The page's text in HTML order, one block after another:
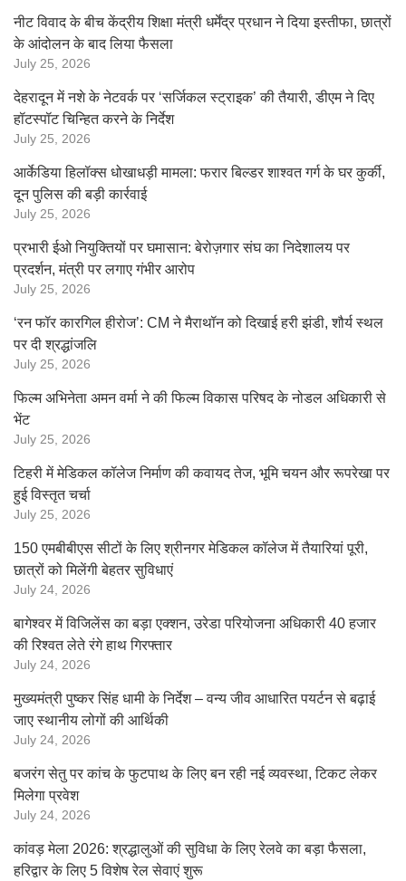
नीट विवाद के बीच केंद्रीय शिक्षा मंत्री धर्मेंद्र प्रधान ने दिया इस्तीफा, छात्रों
के आंदोलन के बाद लिया फैसला
July 25, 2026
देहरादून में नशे के नेटवर्क पर ‘सर्जिकल स्ट्राइक’ की तैयारी, डीएम ने दिए
हॉटस्पॉट चिन्हित करने के निर्देश
July 25, 2026
आर्केडिया हिलॉक्स धोखाधड़ी मामला: फरार बिल्डर शाश्वत गर्ग के घर कुर्की,
दून पुलिस की बड़ी कार्रवाई
July 25, 2026
प्रभारी ईओ नियुक्तियों पर घमासान: बेरोज़गार संघ का निदेशालय पर
प्रदर्शन, मंत्री पर लगाए गंभीर आरोप
July 25, 2026
‘रन फॉर कारगिल हीरोज’: CM ने मैराथॉन को दिखाई हरी झंडी, शौर्य स्थल
पर दी श्रद्धांजलि
July 25, 2026
फिल्म अभिनेता अमन वर्मा ने की फिल्म विकास परिषद के नोडल अधिकारी से
भेंट
July 25, 2026
टिहरी में मेडिकल कॉलेज निर्माण की कवायद तेज, भूमि चयन और रूपरेखा पर
हुई विस्तृत चर्चा
July 25, 2026
150 एमबीबीएस सीटों के लिए श्रीनगर मेडिकल कॉलेज में तैयारियां पूरी,
छात्रों को मिलेंगी बेहतर सुविधाएं
July 24, 2026
बागेश्वर में विजिलेंस का बड़ा एक्शन, उरेडा परियोजना अधिकारी 40 हजार
की रिश्वत लेते रंगे हाथ गिरफ्तार
July 24, 2026
मुख्यमंत्री पुष्कर सिंह धामी के निर्देश – वन्य जीव आधारित पयर्टन से बढ़ाई
जाए स्थानीय लोगों की आर्थिकी
July 24, 2026
बजरंग सेतु पर कांच के फुटपाथ के लिए बन रही नई व्यवस्था, टिकट लेकर
मिलेगा प्रवेश
July 24, 2026
कांवड़ मेला 2026: श्रद्धालुओं की सुविधा के लिए रेलवे का बड़ा फैसला,
हरिद्वार के लिए 5 विशेष रेल सेवाएं शुरू